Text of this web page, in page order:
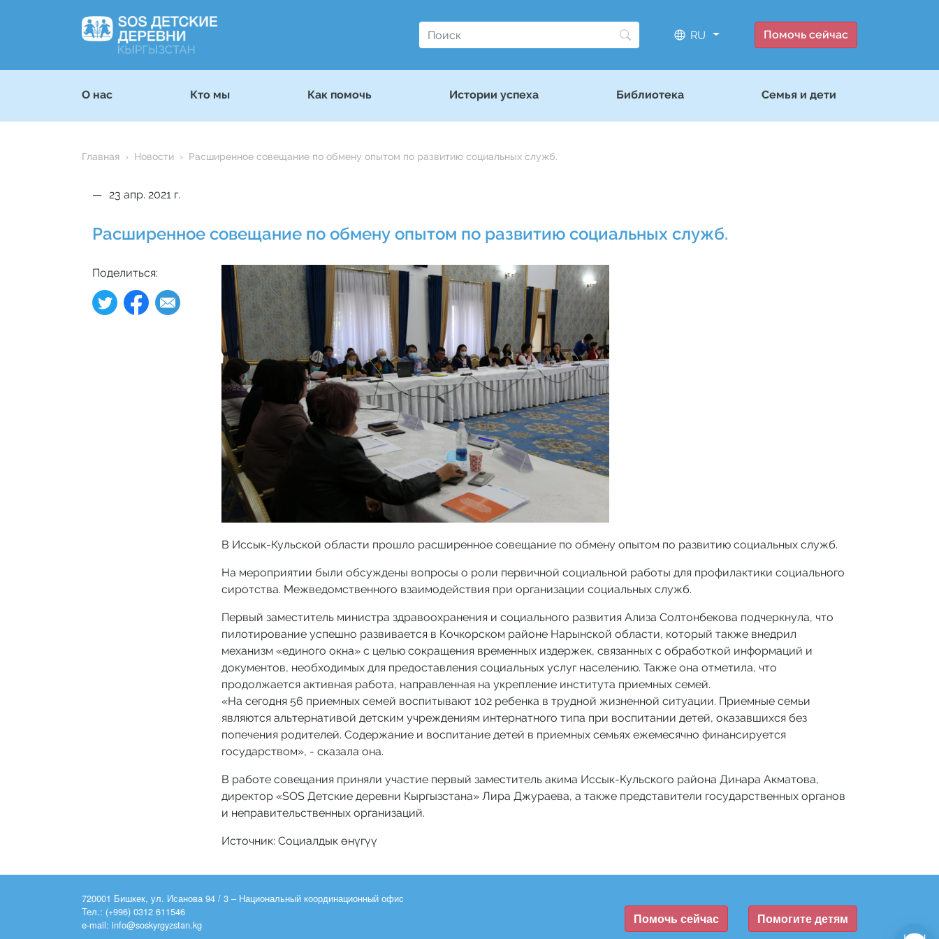
RU Помочь сейчас
О нас Кто мы Как помочь Истории успеха Библиотека Семья и дети
Главная Новости Расширенное совещание по обмену опытом по развитию социальных служб.
23 апр. 2021 г.
Расширенное совещание по обмену опытом по развитию социальных служб.
Поделиться:
В Иссык-Кульской области прошло расширенное совещание по обмену опытом по развитию социальных служб.
На мероприятии были обсуждены вопросы о роли первичной социальной работы для профилактики социального
сиротства. Межведомственного взаимодействия при организации социальных служб.
Первый заместитель министра здравоохранения и социального развития Ализа Солтонбекова подчеркнула, что
пилотирование успешно развивается в Кочкорском районе Нарынской области, который также внедрил
механизм «единого окна» с целью сокращения временных издержек, связанных с обработкой информаций и
документов, необходимых для предоставления социальных услуг населению. Также она отметила, что
продолжается активная работа, направленная на укрепление института приемных семей.
«На сегодня 56 приемных семей воспитывают 102 ребенка в трудной жизненной ситуации. Приемные семьи
являются альтернативой детским учреждениям интернатного типа при воспитании детей, оказавшихся без
попечения родителей. Содержание и воспитание детей в приемных семьях ежемесячно финансируется
государством», - сказала она.
В работе совещания приняли участие первый заместитель акима Иссык-Кульского района Динара Акматова,
директор «SOS Детские деревни Кыргызстана» Лира Джураева, а также представители государственных органов
и неправительственных организаций.
Источник: Социалдык өнүгүү
Помочь сейчас Помогите детям
720001 Бишкек, ул. Исанова 94 / 3 – Национальный координационный офис
Тел.: (+996) 0312 611546
e-mail: info@soskyrgyzstan.kg